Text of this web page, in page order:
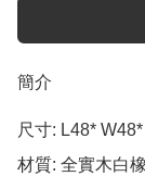
簡介
尺寸: L48*
材質: 全實木白